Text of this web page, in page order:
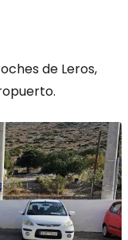
de Leros,